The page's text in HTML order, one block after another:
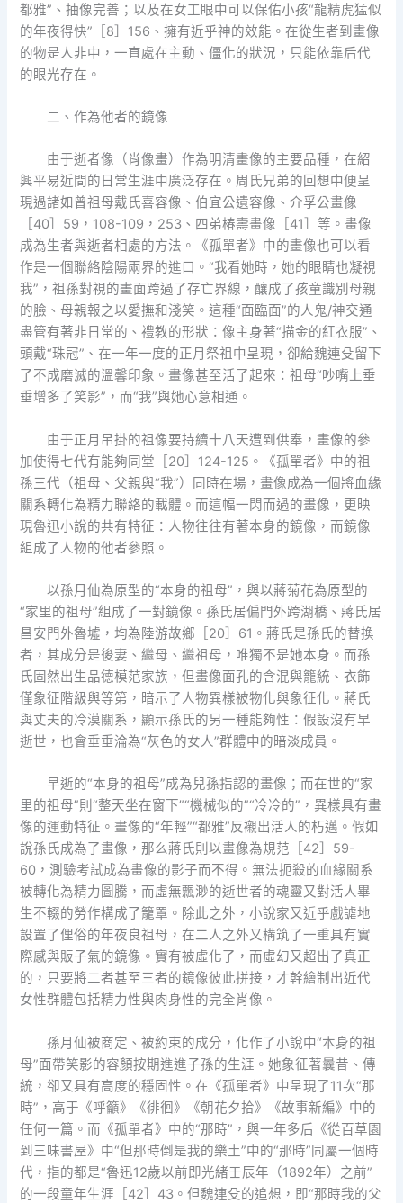
都雅”、抽像完善；以及在女工眼中可以保佑小孩“龍精虎猛似
的年夜得快”［8］156、擁有近乎神的效能。在從生者到畫像
的物是人非中，一直處在主動、僵化的狀況，只能依靠后代
的眼光存在。
二、作為他者的鏡像
由于逝者像（肖像畫）作為明清畫像的主要品種，在紹
興平易近間的日常生涯中廣泛存在。周氏兄弟的回想中便呈
現過諸如曾祖母戴氏喜容像、伯宜公遺容像、介孚公畫像
［40］59，108-109，253、四弟椿壽畫像［41］等。畫像
成為生者與逝者相處的方法。《孤單者》中的畫像也可以看
作是一個聯絡陰陽兩界的進口。“我看她時，她的眼睛也凝視
我”，祖孫對視的畫面跨過了存亡界線，釀成了孩童識別母親
的臉、母親報之以愛撫和淺笑。這種“面臨面”的人鬼/神交通
盡管有著非日常的、禮教的形狀：像主身著“描金的紅衣服”、
頭戴“珠冠”、在一年一度的正月祭祖中呈現，卻給魏連殳留下
了不成磨滅的溫馨印象。畫像甚至活了起來：祖母“吵嘴上垂
垂增多了笑影”，而“我”與她心意相通。
由于正月吊掛的祖像要持續十八天遭到供奉，畫像的參
加使得七代有能夠同堂［20］124-125。《孤單者》中的祖
孫三代（祖母、父親與“我”）同時在場，畫像成為一個將血緣
關系轉化為精力聯絡的載體。而這幅一閃而過的畫像，更映
現魯迅小說的共有特征：人物往往有著本身的鏡像，而鏡像
組成了人物的他者參照。
以孫月仙為原型的“本身的祖母”，與以蔣菊花為原型的
“家里的祖母”組成了一對鏡像。孫氏居偏門外跨湖橋、蔣氏居
昌安門外魯墟，均為陸游故鄉［20］61。蔣氏是孫氏的替換
者，其成分是後妻、繼母、繼祖母，唯獨不是她本身。而孫
氏固然出生品德模范家族，但畫像面孔的含混與籠統、衣飾
僅象征階級與等第，暗示了人物異樣被物化與象征化。蔣氏
與丈夫的冷漠關系，顯示孫氏的另一種能夠性：假設沒有早
逝世，也會垂垂淪為“灰色的女人”群體中的暗淡成員。
早逝的“本身的祖母”成為兒孫指認的畫像；而在世的“家
里的祖母”則“整天坐在窗下”“機械似的”“冷冷的”，異樣具有畫
像的運動特征。畫像的“年輕”“都雅”反襯出活人的朽邁。假如
說孫氏成為了畫像，那么蔣氏則以畫像為規范［42］59-
60，測驗考試成為畫像的影子而不得。無法扼殺的血緣關系
被轉化為精力圖騰，而虛無飄渺的逝世者的魂靈又對活人畢
生不輟的勞作構成了籠罩。除此之外，小說家又近乎戲謔地
設置了俚俗的年夜良祖母，在二人之外又構筑了一重具有實
際感與販子氣的鏡像。實有被虛化了，而虛幻又超出了真正
的，只要將二者甚至三者的鏡像彼此拼接，才幹繪制出近代
女性群體包括精力性與肉身性的完全肖像。
孫月仙被商定、被約束的成分，化作了小說中“本身的祖
母”面帶笑影的容顏按期進進子孫的生涯。她象征著曩昔、傳
統，卻又具有高度的穩固性。在《孤單者》中呈現了11次“那
時”，高于《呼籲》《徘徊》《朝花夕拾》《故事新編》中的
任何一篇。而《孤單者》中的“那時”，與一年多后《從百草園
到三味書屋》中“但那時倒是我的樂土”中的“那時”同屬一個時
代，指的都是“魯迅12歲以前即光緒壬辰年（1892年）之前”
的一段童年生涯［42］43。但魏連殳的追想，即“那時我的父